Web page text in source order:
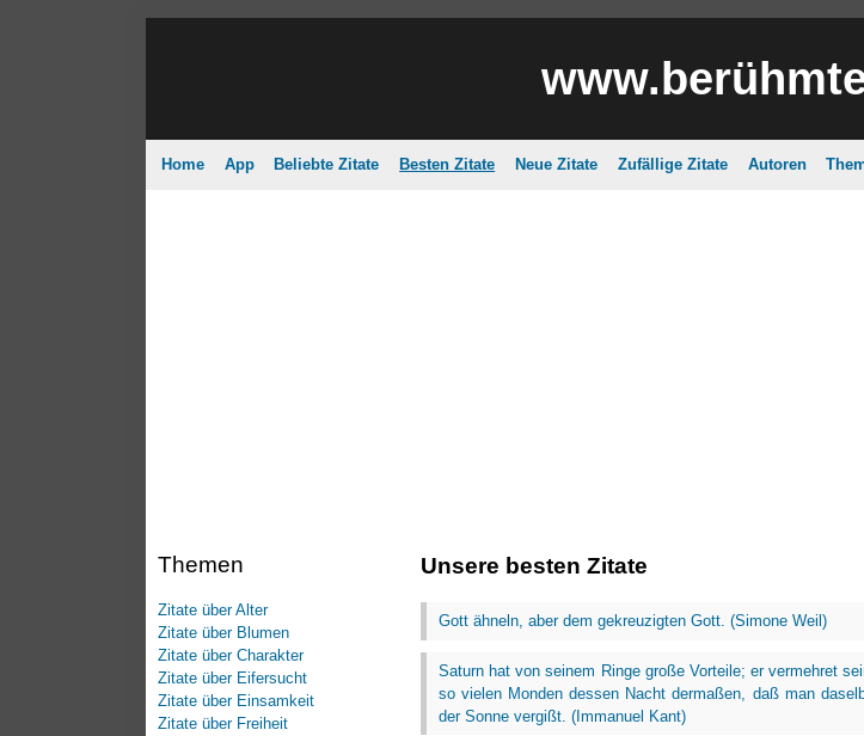
Home App Beliebte Zitate Besten Zitate Neue Zitate Zufällige Zitate Autoren
Themen
Zitate über Alter
Zitate über Blumen
Zitate über Charakter
Zitate über Eifersucht
Zitate über Einsamkeit
Zitate über Freiheit
Unsere besten Zitate
Gott ähneln, aber dem gekreuzigten Gott. (Simone Weil)
Saturn hat von seinem Ringe große Vorteile; er vermehret
so vielen Monden dessen Nacht dermaßen, daß man
der Sonne vergißt. (Immanuel Kant)